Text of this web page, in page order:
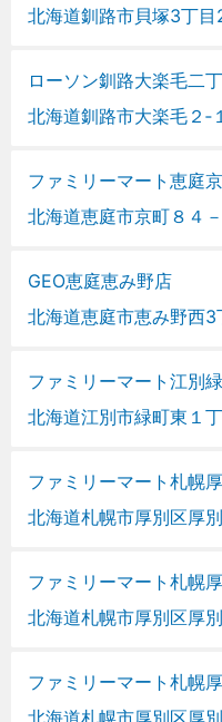
北海道釧路市貝塚3丁
ローソン釧路大楽毛二
北海道釧路市大楽毛２‐
ファミリーマート恵庭
北海道恵庭市京町８４
GEO恵庭恵み野店
北海道恵庭市恵み野西3
ファミリーマート江別
北海道江別市緑町東１
ファミリーマート札幌
北海道札幌市厚別区厚
ファミリーマート札幌
北海道札幌市厚別区厚
ファミリーマート札幌
北海道札幌市厚別区厚